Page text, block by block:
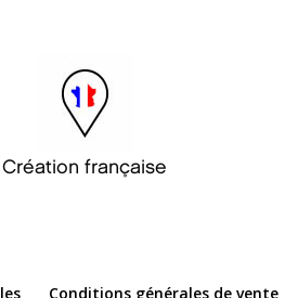
Création française
Conditions générales de vente